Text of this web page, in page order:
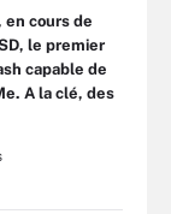
en cours de
le premier
capable de
A la clé, des